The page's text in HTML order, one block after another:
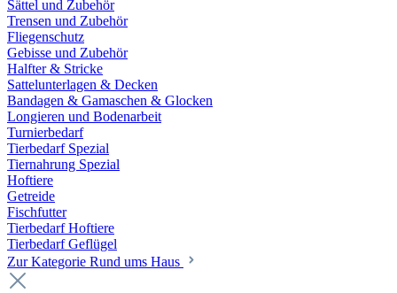
Sättel und Zubehör
Trensen und Zubehör
Fliegenschutz
Gebisse und Zubehör
Halfter & Stricke
Sattelunterlagen & Decken
Bandagen & Gamaschen & Glocken
Longieren und Bodenarbeit
Turnierbedarf
Tierbedarf Spezial
Tiernahrung Spezial
Hoftiere
Getreide
Fischfutter
Tierbedarf Hoftiere
Tierbedarf Geflügel
Zur Kategorie Rund ums Haus